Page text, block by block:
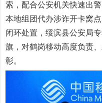
索，配合公安机关快速出
本地组团代办涉诈开卡窝
闭环处置，绥滨县公安局
旗，对鹤岗移动高度负责
彰。